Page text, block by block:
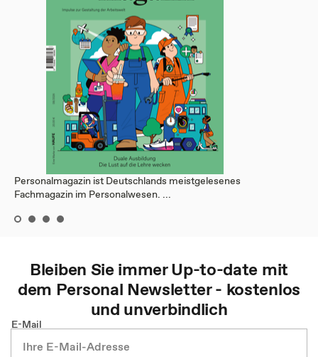
Personalmagazin ist Deutschlands meistgelesenes
Fachmagazin im Personalwesen. ...
Bleiben Sie immer Up-to-date mit
dem Personal Newsletter - kostenlos
und unverbindlich
E-Mail